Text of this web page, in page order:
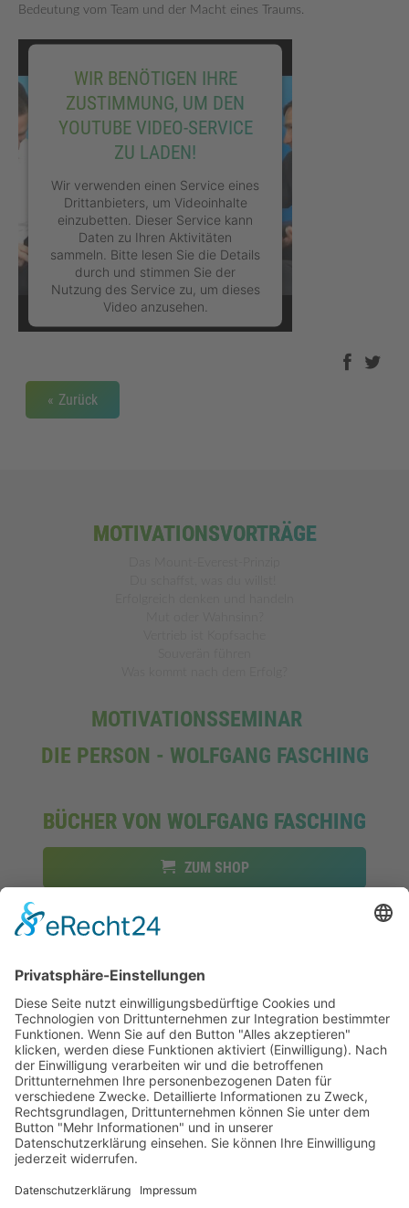
Bedeutung vom Team und der Macht eines Traums.
WIR BENÖTIGEN IHRE
ZUSTIMMUNG, UM DEN
YOUTUBE VIDEO-SERVICE
ZU LADEN!
Wir verwenden einen Service eines
Drittanbieters, um Videoinhalte
einzubetten. Dieser Service kann
Daten zu Ihren Aktivitäten
sammeln. Bitte lesen Sie die Details
durch und stimmen Sie der
Nutzung des Service zu, um dieses
Video anzusehen.
Zurück
MOTIVATIONSVORTRÄGE
MOTIVATIONSSEMINAR
DIE PERSON - WOLFGANG FASCHING
BÜCHER VON WOLFGANG FASCHING
ZUM SHOP
FOLLOW UNS ON: